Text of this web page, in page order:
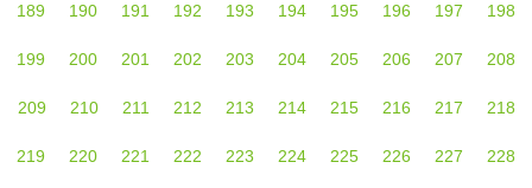
189 190 191 192 193 194 195 196 197 198
199 200 201 202 203 204 205 206 207 208
209 210 211 212 213 214 215 216 217 218
219 220 221 222 223 224 225 226 227 228